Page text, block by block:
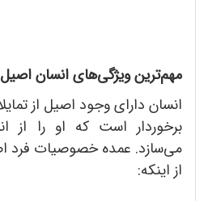
مهم‌ترین ویژگی‌های انسان اصیل
انسان دارای وجود اصیل از
برخوردار است که او را از
می‌سازد. عمده خصوصیات فرد
از اینکه: